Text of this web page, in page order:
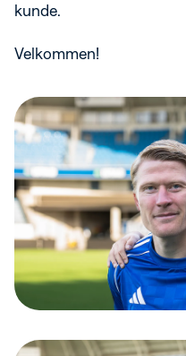
kunde.
Velkommen!